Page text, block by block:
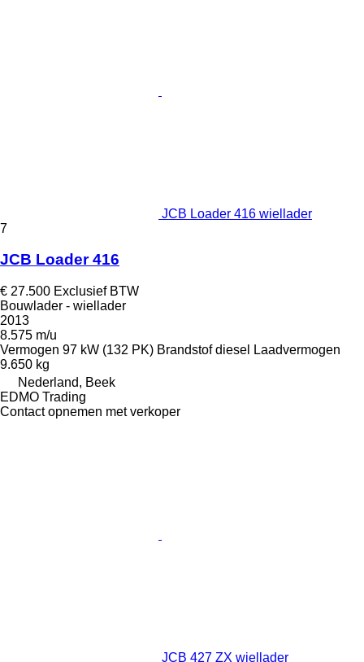
JCB Loader 416 wiellader
7
JCB Loader 416
€ 27.500 Exclusief BTW
Bouwlader - wiellader
2013
8.575 m/u
Vermogen 97 kW (132 PK) Brandstof diesel
Laadvermogen
9.650 kg
Nederland, Beek
EDMO Trading
Contact opnemen met verkoper
JCB 427 ZX wiellader